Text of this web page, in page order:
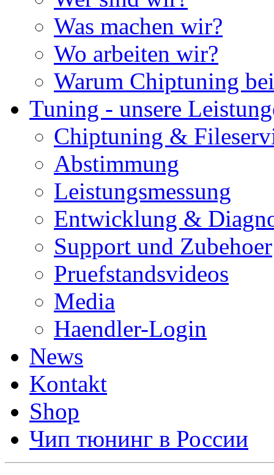
Was machen wir?
Wo arbeiten wir?
Warum Chiptuning
Tuning - unsere
Chiptuning &
Abstimmung
Leistungsmessung
Entwicklung &
Support und Zubehoer
Pruefstandsvideos
Media
Haendler-Login
News
Kontakt
Shop
Чип тюнинг в России